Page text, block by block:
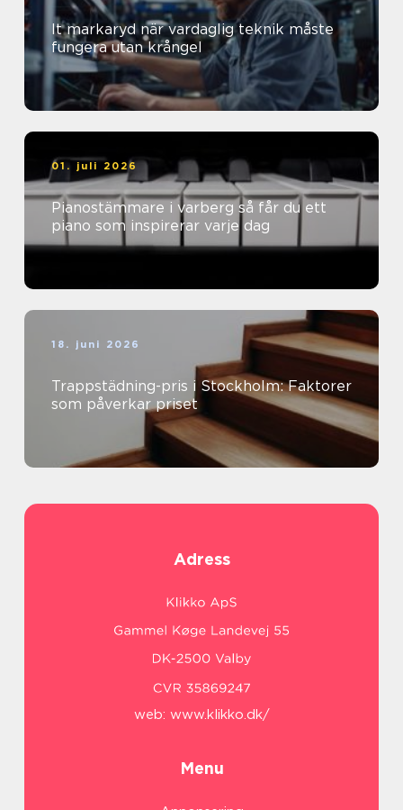
It markaryd när vardaglig teknik måste
fungera utan krångel
01. juli 2026
Pianostämmare i varberg så får du ett
piano som inspirerar varje dag
18. juni 2026
Trappstädning-pris i Stockholm: Faktorer
som påverkar priset
Adress
web: www.klikko.dk/
Menu